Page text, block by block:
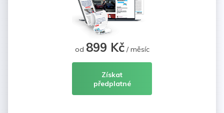
od 899 Kč/ měsíc
Získat
předplatné